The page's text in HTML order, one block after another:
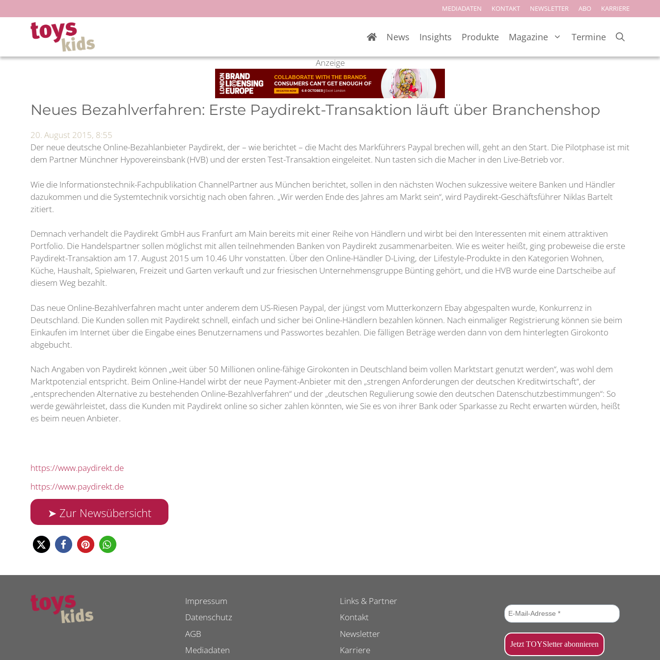
Inhalt
springen
MEDIADATEN KONTAKT NEWSLETTER ABO KARRIERE
News Insights Produkte Magazine Termine
Anzeige
Neues Bezahlverfahren: Erste Paydirekt-Transaktion läuft über Branchenshop
20. August 2015, 8:55
Der neue deutsche Online-Bezahlanbieter Paydirekt, der – wie berichtet – die Macht des Markführers Paypal brechen will, geht an den Start. Die Pilotphase ist mit
dem Partner Münchner Hypovereinsbank (HVB) und der ersten Test-Transaktion eingeleitet. Nun tasten sich die Macher in den Live-Betrieb vor.
Wie die Informationstechnik-Fachpublikation ChannelPartner aus München berichtet, sollen in den nächsten Wochen sukzessive weitere Banken und Händler
dazukommen und die Systemtechnik vorsichtig nach oben fahren. „Wir werden Ende des Jahres am Markt sein“, wird Paydirekt-Geschäftsführer Niklas Bartelt
zitiert.
Demnach verhandelt die Paydirekt GmbH aus Franfurt am Main bereits mit einer Reihe von Händlern und wirbt bei den Interessenten mit einem attraktiven
Portfolio. Die Handelspartner sollen möglichst mit allen teilnehmenden Banken von Paydirekt zusammenarbeiten. Wie es weiter heißt, ging probeweise die erste
Paydirekt-Transaktion am 17. August 2015 um 10.46 Uhr vonstatten. Über den Online-Händler D-Living, der Lifestyle-Produkte in den Kategorien Wohnen,
Küche, Haushalt, Spielwaren, Freizeit und Garten verkauft und zur friesischen Unternehmensgruppe Bünting gehört, und die HVB wurde eine Dartscheibe auf
diesem Weg bezahlt.
Das neue Online-Bezahlverfahren macht unter anderem dem US-Riesen Paypal, der jüngst vom Mutterkonzern Ebay abgespalten wurde, Konkurrenz in
Deutschland. Die Kunden sollen mit Paydirekt schnell, einfach und sicher bei Online-Händlern bezahlen können. Nach einmaliger Registrierung können sie beim
Einkaufen im Internet über die Eingabe eines Benutzernamens und Passwortes bezahlen. Die fälligen Beträge werden dann von dem hinterlegten Girokonto
abgebucht.
Nach Angaben von Paydirekt können „weit über 50 Millionen online-fähige Girokonten in Deutschland beim vollen Marktstart genutzt werden“, was wohl dem
Marktpotenzial entspricht. Beim Online-Handel wirbt der neue Payment-Anbieter mit den „strengen Anforderungen der deutschen Kreditwirtschaft“, der
„entsprechenden Alternative zu bestehenden Online-Bezahlverfahren“ und der „deutschen Regulierung sowie den deutschen Datenschutzbestimmungen“: So
werde gewährleistet, dass die Kunden mit Paydirekt online so sicher zahlen könnten, wie Sie es von ihrer Bank oder Sparkasse zu Recht erwarten würden, heißt
es beim neuen Anbieter.
https://www.paydirekt.de
https://www.paydirekt.de
➤ Zur Newsübersicht
Impressum
Datenschutz
AGB
Mediadaten
Links & Partner
Kontakt
Newsletter
Karriere